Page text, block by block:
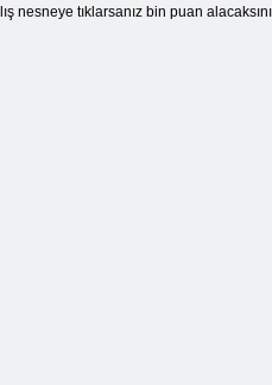
tıklarsanız bin puan